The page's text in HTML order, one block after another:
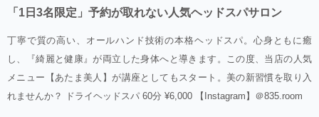
「1日3名限定」予約が取れない人気ヘッドスパサロン
丁寧で質の高い、オールハンド技術の本格ヘッドスパ。心身ともに癒
し、『綺麗と健康』が両立した身体へと導きます。この度、当店の人気
メニュー【あたま美人】が講座としてもスタート。美の新習慣を取り入
れませんか？ ドライヘッドスパ 60分 ¥6,000 【Instagram】＠835.room